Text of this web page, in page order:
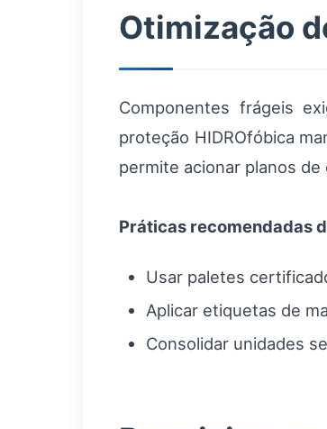
Otimização
Componentes frágeis
proteção HIDROfóbica
permite acionar planos
Práticas recomendadas
Usar paletes
Aplicar etiquetas de
Consolidar unidades